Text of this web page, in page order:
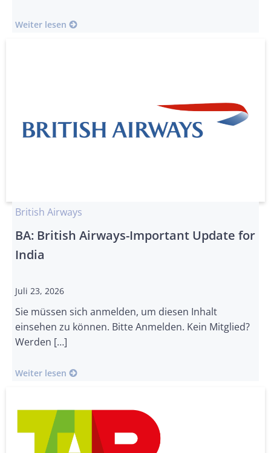
Weiter lesen
British Airways
BA: British Airways-Important Update for
India
Juli 23, 2026
Sie müssen sich anmelden, um diesen Inhalt
einsehen zu können. Bitte Anmelden. Kein Mitglied?
Werden […]
Weiter lesen